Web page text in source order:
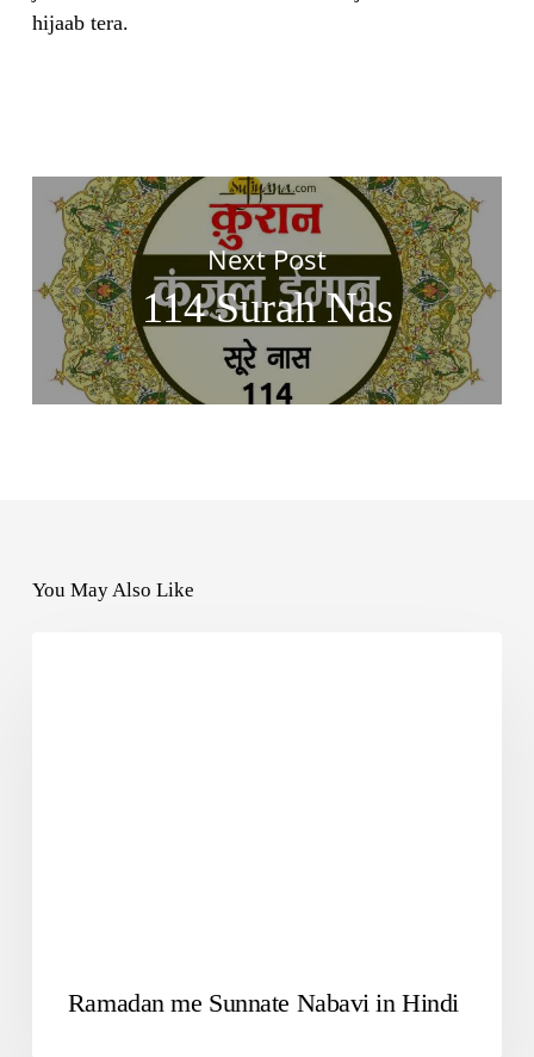
hijaab tera.
Next Post
114 Surah Nas
You May Also Like
Ramadan me Sunnate Nabavi in Hindi